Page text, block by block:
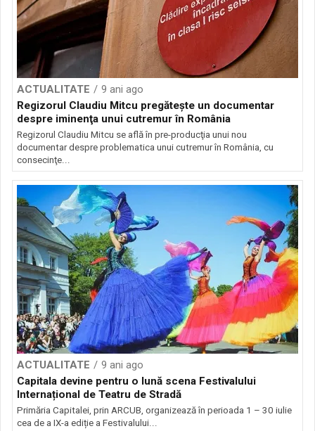
ACTUALITATE
9 ani ago
Regizorul Claudiu Mitcu pregăteşte un documentar
despre iminenţa unui cutremur în România
Regizorul Claudiu Mitcu se află în pre-producţia unui nou
documentar despre problematica unui cutremur în România, cu
consecinţe...
ACTUALITATE
9 ani ago
Capitala devine pentru o lună scena Festivalului
Internațional de Teatru de Stradă
Primăria Capitalei, prin ARCUB, organizează în perioada 1 – 30 iulie
cea de a IX-a ediție a Festivalului...